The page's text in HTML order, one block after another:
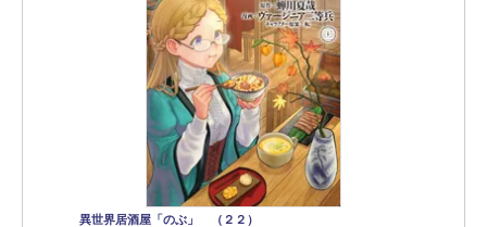
異世界居酒屋「のぶ」 （２２）